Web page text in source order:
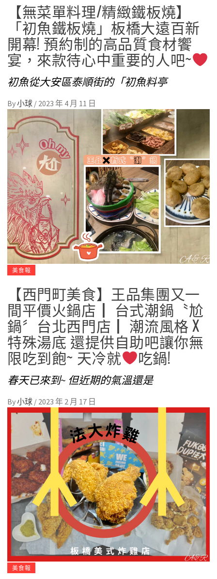
【無菜單料理/精緻鐵板燒】
「初魚鐵板燒」板橋大遠百新
開幕! 預約制的高品質食材饗
宴，來款待心中重要的人吧~
初魚從大安區泰順街的「初魚料亭
By小球 / 2023 年 4 月 11 日
美食報
【西門町美食】王品集團又一
間平價火鍋店┃ 台式潮鍋〝尬
鍋〞台北西門店┃ 潮流風格 X
特殊湯底 還提供自助吧讓你無
限吃到飽~ 天冷就 吃鍋!
春天已來到~ 但近期的氣溫還是
By小球 / 2023 年 2 月 17 日
美食報